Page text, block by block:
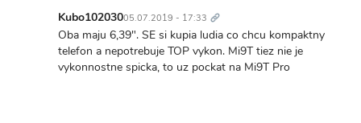
Kubo10203005.07.2019 - 17:33 odkaz
In
reply
to
Oba maju 6,39". SE si kupia ludia co chcu kompaktny
telefon a nepotrebuje TOP vykon. Mi9T tiez nie je
vykonnostne spicka, to uz pockat na Mi9T Pro